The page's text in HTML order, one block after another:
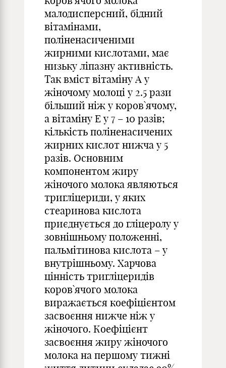
малодисперсний, бідний
вітамінами,
поліненасиченими
жирними кислотами, має
низьку ліпазну активність.
Так вміст вітаміну А у
жіночому молоці у 2.5 рази
більший ніж у коров`ячому,
а вітаміну Е у 7 – 10 разів;
кількість поліненасичених
жирних кислот нижча у 5
разів. Основним
компонентом жиру
жіночого молока являються
тригліцериди, у яких
стеаринова кислота
приєднується до гліцеролу у
зовнішньому положенні,
пальмітинова кислота – у
внутрішньому. Харчова
цінність тригліцеридів
коров`ячого молока
виражається коефіцієнтом
засвоєння нижче ніж у
жіночого. Коефіцієнт
засвоєння жиру жіночого
молока на першому тижні